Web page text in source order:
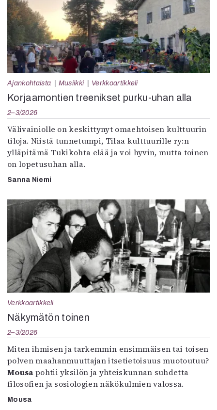
Ajankohtaista Musiikki Verkkoartikkeli
Korjaamontien treenikset purku-uhan alla
2–3/2026
Välivainiolle on keskittynyt omaehtoisen kulttuurin
tiloja. Niistä tunnetumpi, Tilaa kulttuurille ry:n
ylläpitämä Tukikohta elää ja voi hyvin, mutta toinen
on lopetusuhan alla.
Sanna Niemi
Verkkoartikkeli
Näkymätön toinen
2–3/2026
Miten ihmisen ja tarkemmin ensimmäisen tai toisen
polven maahanmuuttajan itsetietoisuus muotoutuu?
Mousa pohtii yksilön ja yhteiskunnan suhdetta
filosofien ja sosiologien näkökulmien valossa.
Mousa